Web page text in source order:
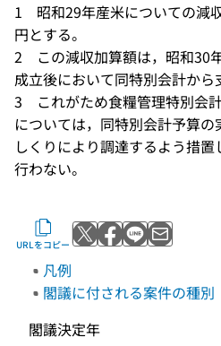
凡例
閣議に付される案件の種別
閣議決定年
1 昭和29年産米についての減
円とする。
2 この減収加算額は，昭和30
成立後において同特別会計から
3 これがため食糧管理特別会
については，同特別会計予算
しくりにより調達するよう措
行わない。
URLをコピー Xでポストする
Facebookでシェ
LINEで送る
メールで